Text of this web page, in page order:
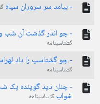
- بیامد سر سروران سپاه
- چو اندر گذشت آن شب
گشتاسبنامه
- چو گشتاسپ را داد
گشتاسبنامه
- چنان دید گوینده یک
خواب گشتاسبنامه